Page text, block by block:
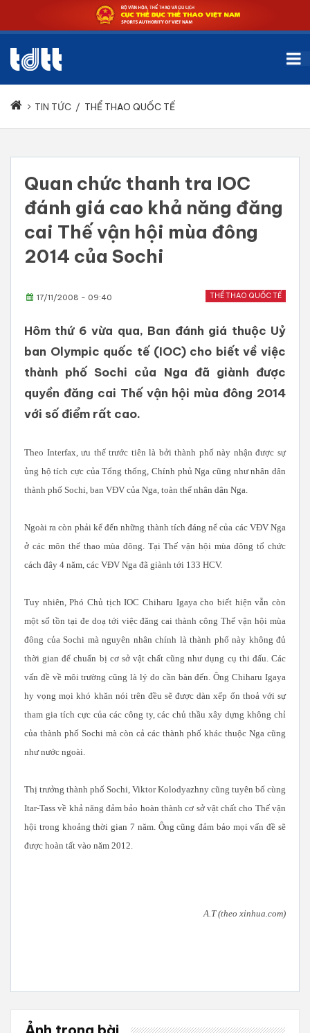
TIN TỨC / THỂ THAO QUỐC TẾ
Quan chức thanh tra IOC
đánh giá cao khả năng đăng
cai Thế vận hội mùa đông
2014 của Sochi
THỂ THAO QUỐC TẾ
17/11/2008 - 09:40
Hôm thứ 6 vừa qua, Ban đánh giá thuộc Uỷ
ban Olympic quốc tế (IOC) cho biết về việc
thành phố Sochi của Nga đã giành được
quyền đăng cai Thế vận hội mùa đông 2014
với số điểm rất cao.
Theo Interfax, ưu thế trước tiên là bởi thành phố này nhận được sự
ủng hộ tích cực của Tổng thống, Chính phủ Nga cũng như nhân dân
thành phố Sochi, ban VĐV của Nga, toàn thể nhân dân Nga.
Ngoài ra còn phải kể đến những thành tích đáng nể của các VĐV Nga
ở các môn thể thao mùa đông. Tại Thế vận hội mùa đông tổ chức
cách đây 4 năm, các VĐV Nga đã giành tới 133 HCV.
Tuy nhiên, Phó Chủ tịch IOC Chiharu Igaya cho biết hiện vẫn còn
một số tồn tại đe doạ tới việc đăng cai thành công Thế vận hội mùa
đông của Sochi mà nguyên nhân chính là thành phố này không đủ
thời gian để chuẩn bị cơ sở vật chất cũng như dụng cụ thi đấu. Các
vấn đề về môi trường cũng là lý do cần bàn đến. Ông Chiharu Igaya
hy vọng mọi khó khăn nói trên đều sẽ được dàn xếp ổn thoả với sự
tham gia tích cực của các công ty, các chủ thầu xây dựng không chỉ
của thành phố Sochi mà còn cả các thành phố khác thuộc Nga cũng
như nước ngoài.
Thị trưởng thành phố Sochi, Viktor Kolodyazhny cũng tuyên bố cùng
Itar-Tass về khả năng đảm bảo hoàn thành cơ sở vật chất cho Thế vận
hội trong khoảng thời gian 7 năm. Ông cũng đảm bảo mọi vấn đề sẽ
được hoàn tất vào năm 2012.
A.T (theo xinhua.com)